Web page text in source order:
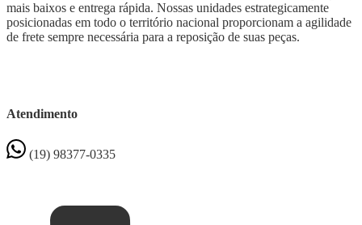
mais baixos e entrega rápida. Nossas unidades estrategicamente
posicionadas em todo o território nacional proporcionam a agilidade
de frete sempre necessária para a reposição de suas peças.
Atendimento
(19) 98377-0335